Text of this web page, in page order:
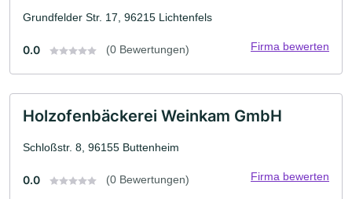
Grundfelder Str. 17, 96215 Lichtenfels
0.0 (0 Bewertungen) Firma bewerten
Holzofenbäckerei Weinkam GmbH
Schloßstr. 8, 96155 Buttenheim
0.0 (0 Bewertungen) Firma bewerten